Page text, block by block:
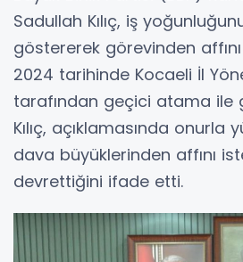
Sadullah Kılıç, iş
göstererek görevinden affını
2024 tarihinde Kocaeli İl
tarafından geçici atama ile
Kılıç, açıklamasında
dava büyüklerinden affını
devrettiğini ifade etti.